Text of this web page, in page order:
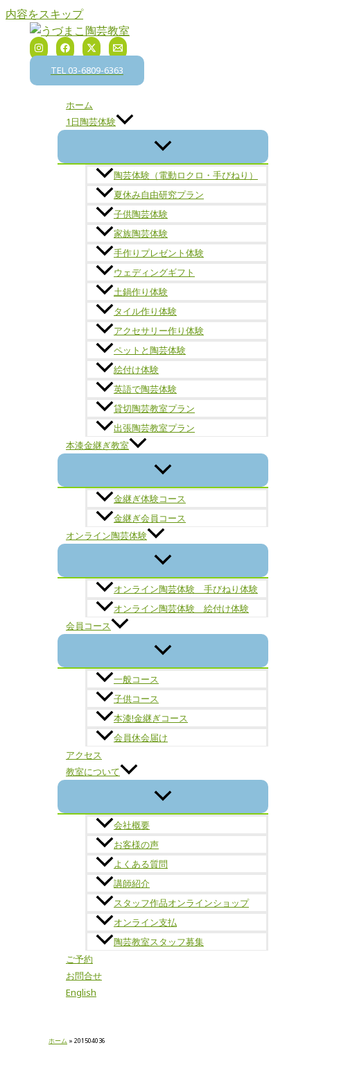
内容をスキップ
TEL 03-6809-6363
ホーム
1日陶芸体験
陶芸体験（電動ロクロ・手びねり）
夏休み自由研究プラン
子供陶芸体験
家族陶芸体験
手作りプレゼント体験
ウェディングギフト
土鍋作り体験
タイル作り体験
アクセサリー作り体験
ペットと陶芸体験
絵付け体験
英語で陶芸体験
貸切陶芸教室プラン
出張陶芸教室プラン
本漆金継ぎ教室
金継ぎ体験コース
金継ぎ会員コース
オンライン陶芸体験
オンライン陶芸体験 手びねり体験
オンライン陶芸体験 絵付け体験
会員コース
一般コース
子供コース
本漆!金継ぎコース
会員休会届け
アクセス
教室について
会社概要
お客様の声
よくある質問
講師紹介
スタッフ作品オンラインショップ
オンライン支払
陶芸教室スタッフ募集
ご予約
お問合せ
English
ホーム 201504036